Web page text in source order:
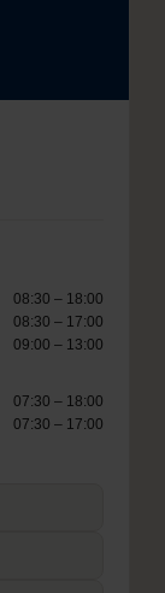
08:30 – 18:00
08:30 – 17:00
09:00 – 13:00
07:30 – 18:00
07:30 – 17:00